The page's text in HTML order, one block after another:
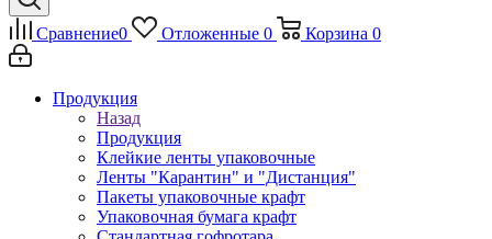
Сравнение0 Отложенные 0 Корзина 0
Продукция
Назад
Продукция
Клейкие ленты упаковочные
Ленты "Карантин" и "Дистанция"
Пакеты упаковочные крафт
Упаковочная бумага крафт